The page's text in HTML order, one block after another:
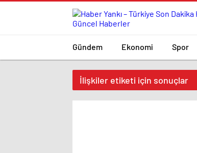
Gündem Ekonomi Spor
İlişkiler etiketi için sonuçlar